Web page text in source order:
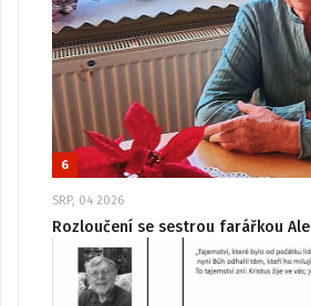
6
SRP, 04 2026
Rozloučení se sestrou farářkou